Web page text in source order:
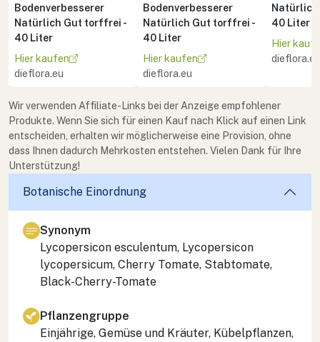
Bodenverbesserer
Natürlich Gut torffrei -
40 Liter
Hier kaufen
dieflora.eu
Bodenverbesserer
Natürlich Gut torffrei -
40 Liter
Hier kaufen
dieflora.eu
40 Liter
Hier
dieflora.eu
Wir verwenden Affiliate-Links bei der Anzeige empfohlener
Produkte. Wenn Sie sich für einen Kauf nach Klick auf einen Link
entscheiden, erhalten wir möglicherweise eine Provision, ohne
dass Ihnen dadurch Mehrkosten entstehen. Vielen Dank für Ihre
Unterstützung!
Botanische Einordnung
Synonym
Lycopersicon esculentum, Lycopersicon
lycopersicum, Cherry Tomate, Stabtomate,
Black-Cherry-Tomate
Pflanzengruppe
Einjährige, Gemüse und Kräuter, Kübelpflanzen,